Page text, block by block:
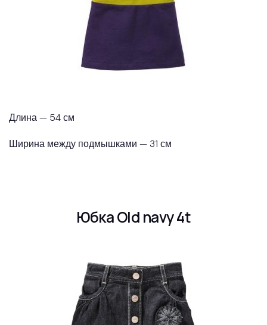
Длина — 54 см
Ширина между подмышками — 31 см
Юбка Old navy 4t